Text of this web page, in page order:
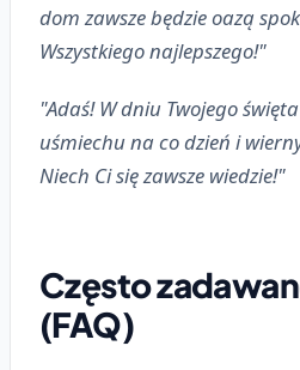
dom zawsze będzie oazą
Wszystkiego najlepszego!"
"Adaś! W dniu Twojego
uśmiechu na co dzień i
Niech Ci się zawsze wiedzie!"
Często
(FAQ)